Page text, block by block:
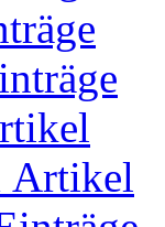
Artikel